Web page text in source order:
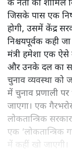
के नेता को शामिल
जिसके पास एक
होगी, उसमें केंद्र
निश्चयपूर्वक कही
मंत्री हमेशा एक
और उनके दल का
चुनाव व्यवस्था को
में चुनाव प्रणाली
जाएगा। एक
लोकतान्त्रिक
एक ‘लोकतान्त्रिक
में कहीं खो जाएगी।